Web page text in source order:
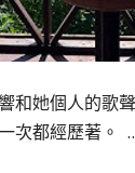
和她個人的歌
次都經歷著。